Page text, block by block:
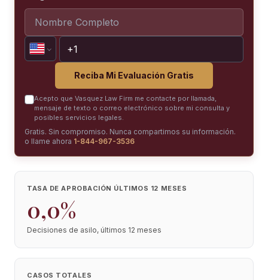
Reciba Mi Evaluación Gratis
Acepto que Vasquez Law Firm me contacte por llamada,
mensaje de texto o correo electrónico sobre mi consulta y
posibles servicios legales.
Gratis. Sin compromiso. Nunca compartimos su información.
o llame ahora 1-844-967-3536
TASA DE APROBACIÓN ÚLTIMOS 12 MESES
0,0%
Decisiones de asilo, últimos 12 meses
CASOS TOTALES